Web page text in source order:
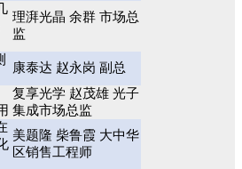
理湃光晶 余群 市场总
监
康泰达 赵永岗 副总
复享光学 赵茂雄 光子
集成市场总监
美题隆 柴鲁霞 大中华
区销售工程师